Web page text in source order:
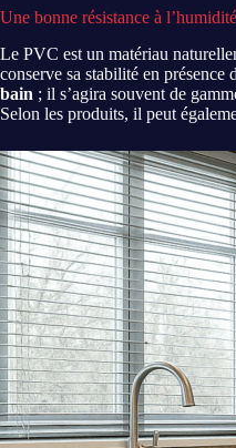
Une bonne résistance à
Le PVC est un matériau
conserve sa stabilité en présence
bain ; il s’agira souvent de
Selon les produits, il peut